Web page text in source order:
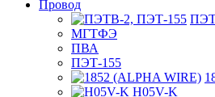
Провод
МГТФЭ
ПВА
ПЭТ-155
H05V-K